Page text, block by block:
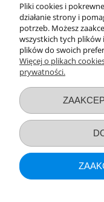
Bawełniane i
temperaturze
traci swojej miękkości i
ręcznik wstrząsnąć i
puszystość frotte.
Pliki cookies i
działanie strony i
potrzeb. Możesz
wszystkich tych plików
plików do swoich
Więcej o plikach
prywatności.